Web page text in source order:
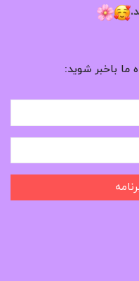
.
ما باخبر شوید: